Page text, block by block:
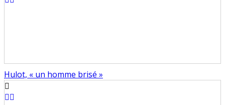
Hulot, « un homme brisé »